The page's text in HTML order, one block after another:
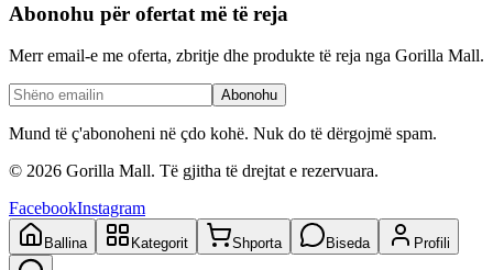
Abonohu për ofertat më të reja
Merr email-e me oferta, zbritje dhe produkte të reja nga Gorilla Mall.
Abonohu
Mund të ç'abonoheni në çdo kohë. Nuk do të dërgojmë spam.
© 2026 Gorilla Mall. Të gjitha të drejtat e rezervuara.
FacebookInstagram
Ballina Kategorit Shporta Biseda Profili